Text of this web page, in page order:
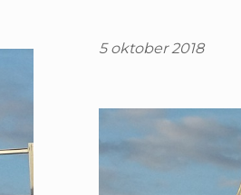
5 oktober 2018